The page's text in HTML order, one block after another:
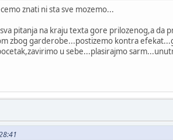
znati ni sta sve mozemo...
pitanja na kraju texta gore prilozenog,a da
zbog garderobe...postizemo kontra
u sebe...plasirajmo